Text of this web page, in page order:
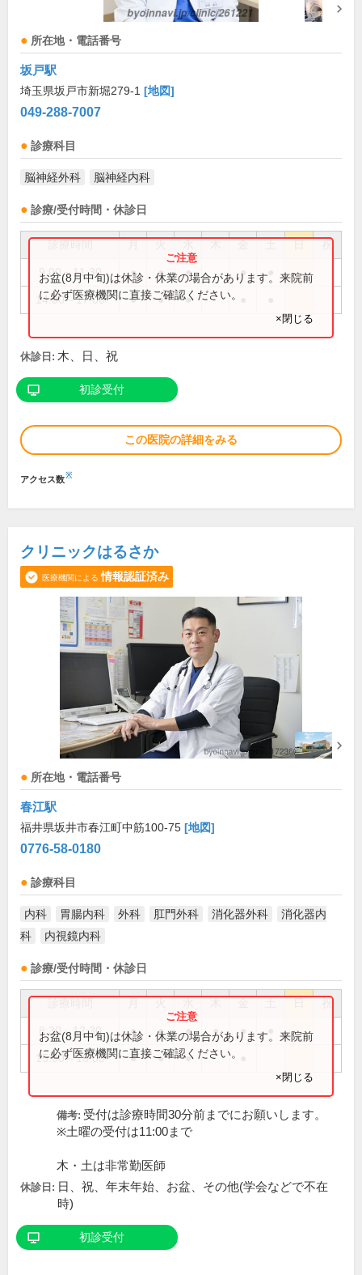
所在地・電話番号
坂戸駅
埼玉県坂戸市新堀279-1 [地図]
049-288-7007
診療科目
脳神経外科 脳神経内科
診療/受付時間・休診日
祝
9:00～11:30 ● ● ● ●
14:00～17:00 ● ● ●
お盆(8月中旬)は休診・休業の場合があります。来院前
に必ず医療機関に直接ご確認ください。
×閉じる
休診日: 木、日、祝
初診受付
この医院の詳細をみる
アクセス数※
クリニックはるさか
医療機関による 情報認証済み
所在地・電話番号
春江駅
福井県坂井市春江町中筋100-75 [地図]
0776-58-0180
診療科目
内科 胃腸内科 外科 肛門外科 消化器外科
消化器内
科
内視鏡内科
診療/受付時間・休診日
祝
8:30～12:30 ● ● ● ● ●
15:00～18:00 ● ● ●
お盆(8月中旬)は休診・休業の場合があります。来院前
に必ず医療機関に直接ご確認ください。
×閉じる
備考: 受付は診療時間30分前までにお願いします。
※土曜の受付は11:00まで
木・土は非常勤医師
休診日: 日、祝、年末年始、お盆、その他(学会などで不在
時)
初診受付